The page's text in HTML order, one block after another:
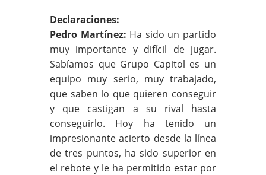
Declaraciones:
Pedro Martínez: Ha sido un partido
muy importante y difícil de jugar.
Sabíamos que Grupo Capitol es un
equipo muy serio, muy trabajado,
que saben lo que quieren conseguir
y que castigan a su rival hasta
conseguirlo. Hoy ha tenido un
impresionante acierto desde la línea
de tres puntos, ha sido superior en
el rebote y le ha permitido estar por